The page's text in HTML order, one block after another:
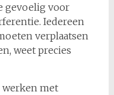
gevoelig voor
Iedereen
verplaatsen
weet precies
werken met